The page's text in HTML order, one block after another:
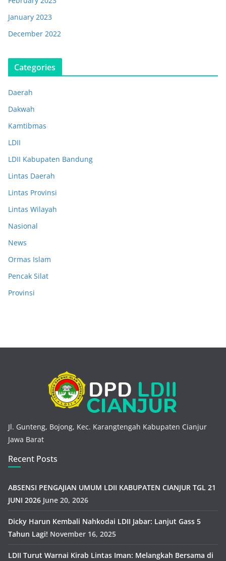
January 2023
December 2022
Categories
Daerah
Dakwah
Kamtibmas
LDII
LDII Kabupaten Bandung
Lintas Daerah
Lintas Provinsi
Lintas Wilayah
Nasional
News
Ormas Islam
Pencak Silat
Provinsi
Jl. Gunteng, Bojong, Kec. Karangtengah Kabupaten Cianjur
Jawa Barat
Recent Posts
ABSENSI PENGAJIAN UMUM LDII KABUPATEN CIANJUR TGL 21
JUNI 2026 June 20, 2026
Dicky Harun Kembali Nahkodai LDII Jabar: Lanjut Gass 5
Tahun Lagi! November 16, 2025
LDII Turut Warnai Kirab Lintas Iman: Melangkah Bersama di